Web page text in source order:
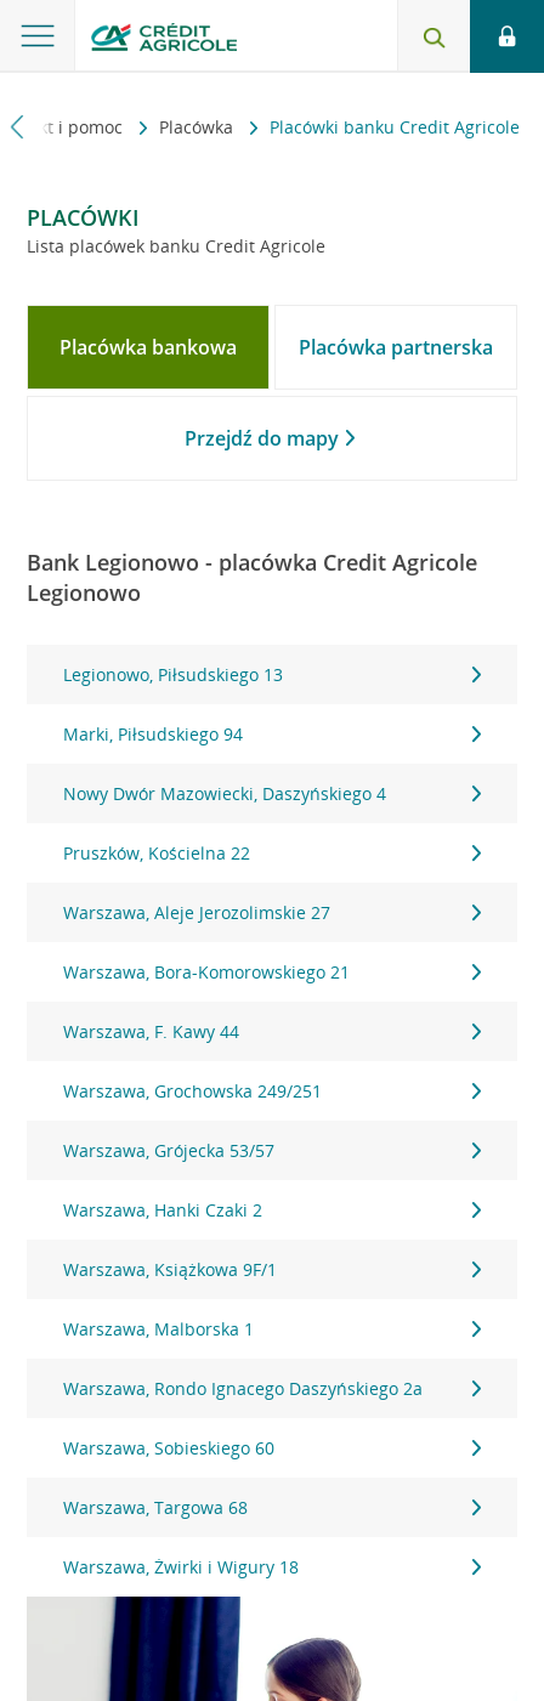
i pomoc Placówka Placówki banku Credit Agricole
PLACÓWKI
Lista placówek banku Credit Agricole
Placówka bankowa Placówka partnerska
Przejdź do mapy
Bank Legionowo - placówka Credit Agricole
Legionowo
Legionowo, Piłsudskiego 13
Marki, Piłsudskiego 94
Nowy Dwór Mazowiecki, Daszyńskiego 4
Pruszków, Kościelna 22
Warszawa, Aleje Jerozolimskie 27
Warszawa, Bora-Komorowskiego 21
Warszawa, F. Kawy 44
Warszawa, Grochowska 249/251
Warszawa, Grójecka 53/57
Warszawa, Hanki Czaki 2
Warszawa, Książkowa 9F/1
Warszawa, Malborska 1
Warszawa, Rondo Ignacego Daszyńskiego 2a
Warszawa, Sobieskiego 60
Warszawa, Targowa 68
Warszawa, Żwirki i Wigury 18